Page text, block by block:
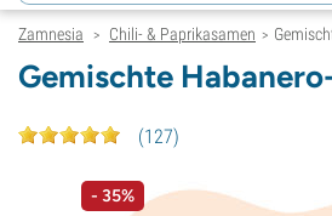
Zamnesia > Chili- & Paprikasamen >
Gemischte
(127)
- 35%